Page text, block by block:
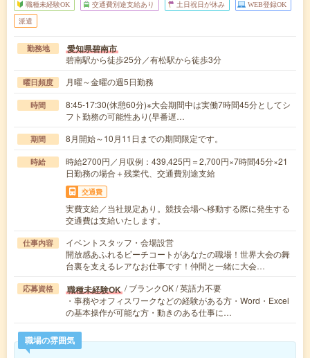
職種未経験OK 交通費別途支給あり 土日祝日が休み WEB登録OK
派遣
勤務地 愛知県碧南市
碧南駅から徒歩25分／有松駅から徒歩3分
曜日頻度 月曜～金曜の週5日勤務
時間
8:45-17:30(休憩60分)※大会期間中は実働7時間45分としてシ
フト勤務の可能性あり(早番遅…
期間 8月開始～10月11日までの期間限定です。
時給
時給2700円／月収例：439,425円＝2,700円×7時間45分×21
日勤務の場合＋残業代、交通費別途支給
交通費
実費支給／当社規定あり。競技会場へ移動する際に発生する
交通費は支給いたします。
仕事内容
イベントスタッフ・会場設営
開放感あふれるビーチコートがあなたの職場！世界大会の舞
台裏を支えるレアなお仕事です！仲間と一緒に大会…
応募資格 職種未経験OK / ブランクOK / 英語力不要
・事務やオフィスワークなどの経験がある方・Word・Excel
の基本操作が可能な方・動きのある仕事に…
職場の雰囲気